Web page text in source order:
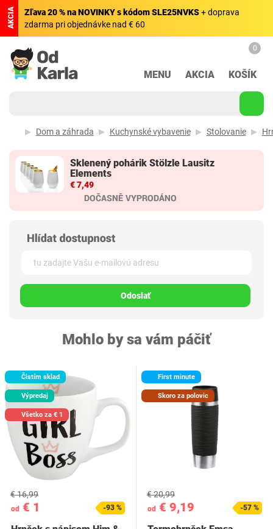
AKCIA Zľava 20 % na NOVINKY s kódom SLE25NVKS+ doprava
zdarma pri objednávke nad € 60
MENU AKCIA
0
KOŠÍK
Dom a záhrada Kuchynské vybavenie Stolovanie
Sklenený pohárik Stölzle Lausitz
Elements
€ 7,49
Odoslať
Mohlo by sa vám páčiť
Čistím sklad
Výpredaj
Všetko za € 1
od € 1
€ 16,99
-93 %
First minute
Skoro za polovic
od € 9,19
€ 20,99
-57 %